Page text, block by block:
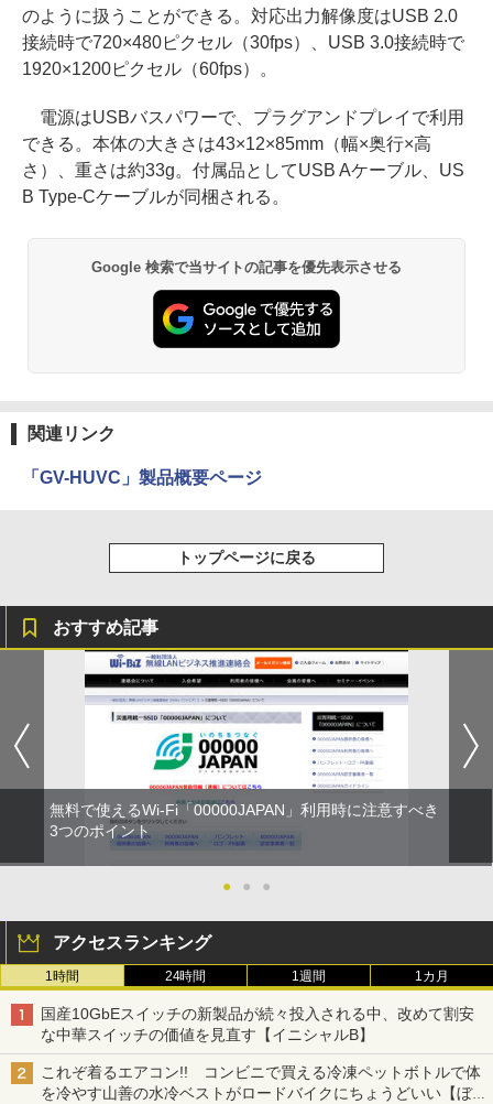
のように扱うことができる。対応出力解像度はUSB 2.0
接続時で720×480ピクセル（30fps）、USB 3.0接続時で
1920×1200ピクセル（60fps）。
電源はUSBバスパワーで、プラグアンドプレイで利用
できる。本体の大きさは43×12×85mm（幅×奥行×高
さ）、重さは約33g。付属品としてUSB Aケーブル、US
B Type-Cケーブルが同梱される。
Google 検索で当サイトの記事を優先表示させる
関連リンク
「GV-HUVC」製品概要ページ
トップページに戻る
おすすめ記事
無料で使えるWi-Fi「00000JAPAN」利用時に注意すべき
3つのポイント
● ● ●
アクセスランキング
1時間 24時間 1週間 1カ月
国産10GbEスイッチの新製品が続々投入される中、改めて割安
な中華スイッチの価値を見直す【イニシャルB】
これぞ着るエアコン!! コンビニで買える冷凍ペットボトルで体
を冷やす山善の水冷ベストがロードバイクにちょうどいい【ぼっ